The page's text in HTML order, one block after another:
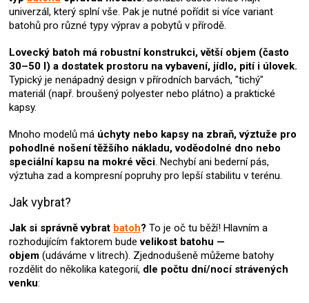
c
í
r
v
k
y
v
i
s
u
univerzál, který splní vše. Pak je nutné pořídit si více variant
batohů pro různé typy výprav a pobytů v přírodě.
Lovecký batoh má robustní konstrukci, větší objem (často
30–50 l) a dostatek prostoru na vybavení, jídlo, pití i úlovek.
Typický je nenápadný design v přírodních barvách, "tichý"
materiál (např. broušený polyester nebo plátno) a praktické
kapsy.
Mnoho modelů má úchyty nebo kapsy na zbraň, výztuže pro
pohodlné nošení těžšího nákladu, voděodolné dno nebo
speciální kapsu na mokré věci. Nechybí ani bederní pás,
výztuha zad a kompresní popruhy pro lepší stabilitu v terénu.
Jak vybrat?
Jak si správně vybrat batoh? To je oč tu běží! Hlavním a
rozhodujícím faktorem budevelikost batohu —
objem (udáváme v litrech). Zjednodušeně můžeme batohy
rozdělit do několika kategorií, dle počtu dní/nocí strávených
venku: